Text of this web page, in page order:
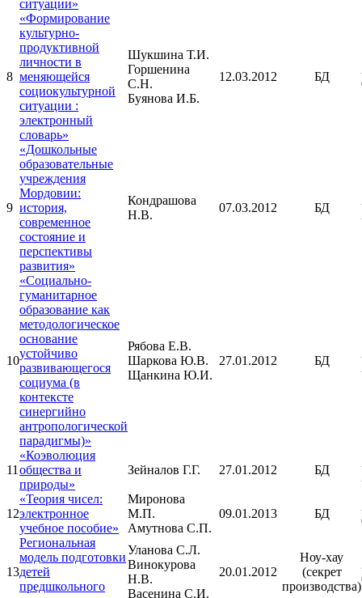
ситуации»
8
«Формирование
культурно-
продуктивной
личности в
меняющейся
социокультурной
ситуации :
электронный
словарь»
Шукшина Т.И.
Горшенина
С.Н.
Буянова И.Б.
12.03.2012 БД
9
«Дошкольные
образовательные
учреждения
Мордовии:
история,
современное
состояние и
перспективы
развития»
Кондрашова
Н.В.
07.03.2012 БД
10
«Социально-
гуманитарное
образование как
методологическое
основание
устойчиво
развивающегося
социума (в
контексте
синергийно
антропологической
парадигмы)»
Рябова Е.В.
Шаркова Ю.В.
Щанкина Ю.И.
27.01.2012 БД
11
«Коэволюция
общества и
природы»
Зейналов Г.Г. 27.01.2012 БД
12
«Теория чисел:
электронное
учебное пособие»
Миронова
М.П.
Амутнова С.П.
09.01.2013 БД
13
Региональная
модель подготовки
детей
предшкольного
Уланова С.Л.
Винокурова
Н.В.
Васенина С.И.
20.01.2012
Ноу-хау
(секрет
производства)